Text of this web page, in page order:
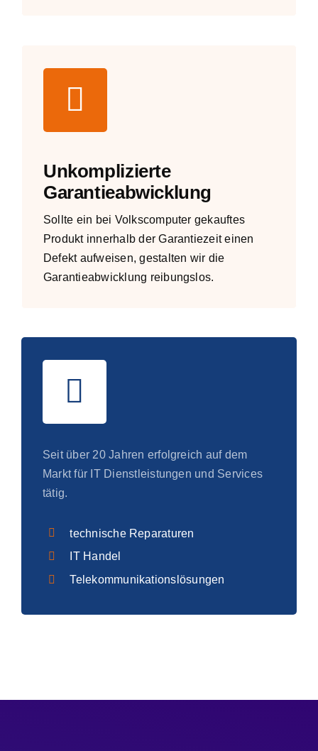
Unkomplizierte
Garantieabwicklung
Sollte ein bei Volkscomputer gekauftes
Produkt innerhalb der Garantiezeit einen
Defekt aufweisen, gestalten wir die
Garantieabwicklung reibungslos.
Seit über 20 Jahren erfolgreich auf dem
Markt für IT Dienstleistungen und Services
tätig.
technische Reparaturen
IT Handel
Telekommunikationslösungen